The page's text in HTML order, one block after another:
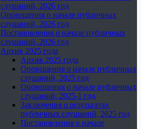
слушаний, 2026 год
Оповещения о начале публичных
слушаний, 2026 год
Постановления о начале публичных
слушаний, 2026 год
Архив 2025 года
Архив 2025 года
Оповещения о начале публичных
слушаний, 2025 год
Оповещения о начале публичных
слушаний, 2025-1 год
Заключения о результатах
публичных слушаний, 2025 год
Постановления о начале